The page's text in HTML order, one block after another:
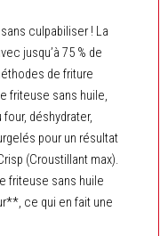
culpabiliser ! La
jusqu’à 75 % de
de friture
friteuse sans huile,
déshydrater,
pour un résultat
(Croustillant max).
friteuse sans huile
ce qui en fait une